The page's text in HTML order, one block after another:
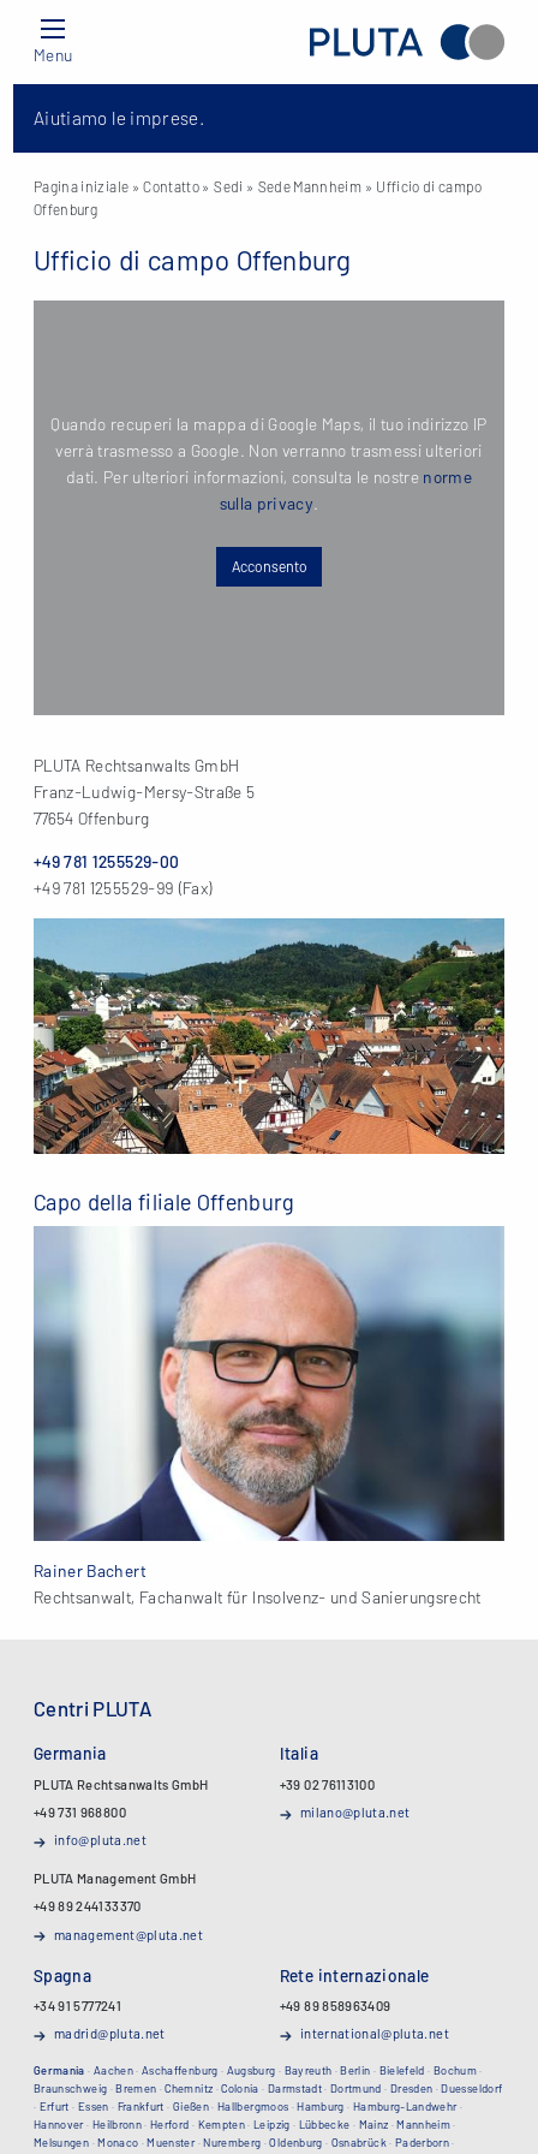
Menu
Aiutiamo le imprese.
Pagina iniziale » Contatto »Sedi » Sede Mannheim » Ufficio di campo
Offenburg
Ufficio di campo Offenburg
Quando recuperi la mappa di Google Maps, il tuo indirizzo IP
verrà trasmesso a Google. Non verranno trasmessi ulteriori
dati. Per ulteriori informazioni, consulta le nostre norme
sulla privacy
Acconsento
PLUTA Rechtsanwalts GmbH
Franz-Ludwig-Mersy-Straße 5
77654 Offenburg
+49 781 1255529-00
+49 781 1255529-99 (Fax)
Capo della filiale Offenburg
Rainer Bachert
Rechtsanwalt, Fachanwalt für Insolvenz- und Sanierungsrecht
Centri PLUTA
Germania
PLUTA Rechtsanwalts GmbH
+49 731 968800
info@pluta.net
PLUTA Management GmbH
+49 89 244133370
management@pluta.net
Italia
+39 02 76113100
milano@pluta.net
Spagna
+34 91 5777241
madrid@pluta.net
Rete internazionale
+49 89 858963409
international@pluta.net
Germania · Aachen·Aschaffenburg · Augsburg · Bayreuth ·Berlin · Bielefeld · Bochum·
Braunschweig ·Bremen ·Chemnitz ·Colonia · Darmstadt·Dortmund · Dresden ·Duesseldorf
· Erfurt · Essen · Frankfurt · Gießen·Hallbergmoos ·Hamburg · Hamburg-Landwehr·
Hannover· Heilbronn·Herford · Kempten·Leipzig · Lübbecke · Mainz ·Mannheim·
Melsungen ·Monaco ·Muenster·Nuremberg ·Oldenburg · Osnabrück · Paderborn·